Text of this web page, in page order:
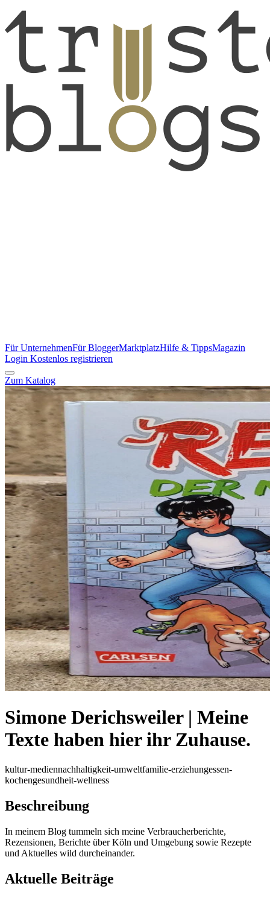
Für UnternehmenFür BloggerMarktplatzHilfe & TippsMagazin
Login Kostenlos registrieren
Zum Katalog
Simone Derichsweiler | Meine
Texte haben hier ihr Zuhause.
kultur-mediennachhaltigkeit-umweltfamilie-erziehungessen-
kochengesundheit-wellness
Beschreibung
In meinem Blog tummeln sich meine Verbraucherberichte,
Rezensionen, Berichte über Köln und Umgebung sowie Rezepte
und Aktuelles wild durcheinander.
Aktuelle Beiträge